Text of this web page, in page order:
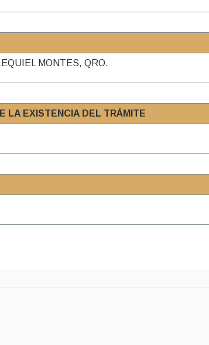
MONTES, QRO.
LA EXISTENCIA DEL TRÁMITE